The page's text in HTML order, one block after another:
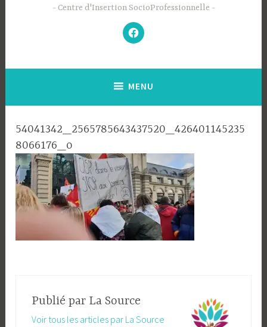
Centre d'Insertion SocioProfessionnelle
–
N’hésitez
pas
à
;-)
MENU
54041342_2565785643437520_426401145235
8066176_o
Publié par La Source
Voir tous les articles par La Source